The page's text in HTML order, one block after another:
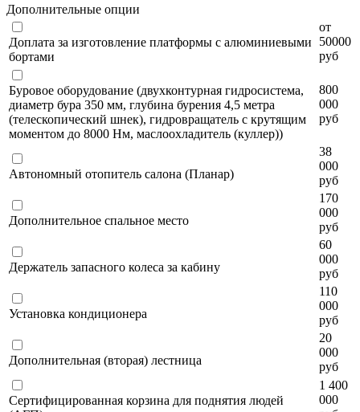
Дополнительные опции
Доплата за изготовление платформы с алюминиевыми
бортами
от
50000
руб
Буровое оборудование (двухконтурная гидросистема,
диаметр бура 350 мм, глубина бурения 4,5 метра
(телескопический шнек), гидровращатель с крутящим
моментом до 8000 Нм, маслоохладитель (куллер))
800
000
руб
Автономный отопитель салона (Планар)
38
000
руб
Дополнительное спальное место
170
000
руб
Держатель запасного колеса за кабину
60
000
руб
Установка кондиционера
110
000
руб
Дополнительная (вторая) лестница
20
000
руб
Сертифицированная корзина для поднятия людей
1 400
000